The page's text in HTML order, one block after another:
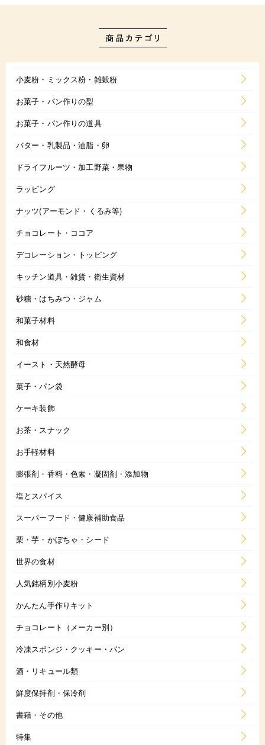
小麦粉・ミックス粉・雑穀粉
お菓子・パン作りの型
お菓子・パン作りの道具
バター・乳製品・油脂・卵
ドライフルーツ・加工野菜・果物
ラッピング
ナッツ(アーモンド・くるみ等)
チョコレート・ココア
デコレーション・トッピング
キッチン道具・雑貨・衛生資材
砂糖・はちみつ・ジャム
和菓子材料
和食材
イースト・天然酵母
菓子・パン袋
ケーキ装飾
お茶・スナック
お手軽材料
膨張剤・香料・色素・凝固剤・添加物
塩とスパイス
スーパーフード・健康補助食品
栗・芋・かぼちゃ・シード
世界の食材
人気銘柄別小麦粉
かんたん手作りキット
チョコレート（メーカー別）
冷凍スポンジ・クッキー・パン
酒・リキュール類
鮮度保持剤・保冷剤
書籍・その他
特集